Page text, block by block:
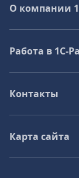
О компании
Работа в
Контакты
Карта сайта